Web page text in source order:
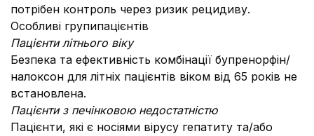
потрібен контроль через ризик рецидиву.
Особливі групипацієнтів
Пацієнти літнього віку
Безпека та ефективність комбінації бупренорфін/
налоксон для літніх пацієнтів віком від 65 років не
встановлена.
Пацієнти з печінковою недостатністю
Пацієнти, які є носіями вірусу гепатиту та/або